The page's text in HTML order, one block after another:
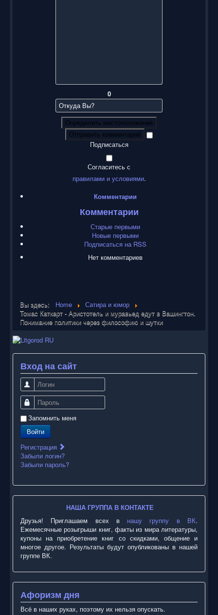
0
Определить местоположение
Отправить комментарий
Подписаться
Согласитесь с
правилами и условиями.
Комментарии
Комментарии
Старые первыми
Новые первыми
Подписаться на RSS
Нет комментариев
Вы здесь: Home
Сатира и юмор
Томас Каткарт - Аристотель и муравьед едут в Вашингтон.
Понимание политики через философию и шутки
Вход на сайт
Логин
Пароль
Запомнить меня
Войти
Регистрация
Забыли логин?
Забыли пароль?
НАША ГРУППА В КОНТАКТЕ
Друзья! Приглашаем всех в нашу группу в ВК.
Ежемесячные розыгрыши книг, факты из мира литературы,
купоны на приобретение книг со скидками, общение и
многое другое. Результаты будут опубликованы в нашей
группе ВК.
Афоризм дня
Всё в наших руках, поэтому их нельзя опускать.